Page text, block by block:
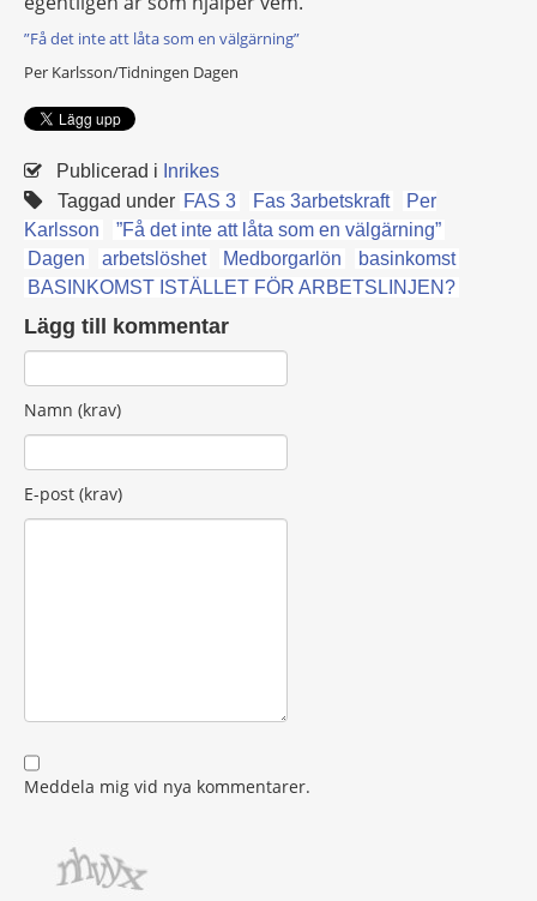
”Få det inte att låta som en välgärning”
Per Karlsson/Tidningen Dagen
Publicerad i Inrikes
Taggad under FAS 3 Fas 3arbetskraft
Per
Karlsson
”Få det inte att låta som en välgärning”
Dagen
arbetslöshet Medborgarlön
basinkomst
BASINKOMST ISTÄLLET FÖR ARBETSLINJEN?
Lägg till kommentar
Namn (krav)
E-post (krav)
Meddela mig vid nya kommentarer.